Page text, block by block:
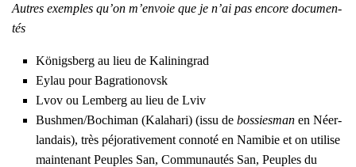
Autres exemples qu’on m’en­voie que je n’ai pas encore docu­men­
tés
König­sberg au lieu de Kali­nin­grad
Eylau pour Bagra­tio­novsk
Lvov ou Lem­berg au lieu de Lviv
Bushmen/Bochiman (Kala­ha­ri) (issu de bos­sies­man en Néer­
lan­dais), très péjo­ra­ti­ve­ment conno­té en Nami­bie et on uti­lise
main­te­nant Peuples San, Com­mu­nau­tés San, Peuples du